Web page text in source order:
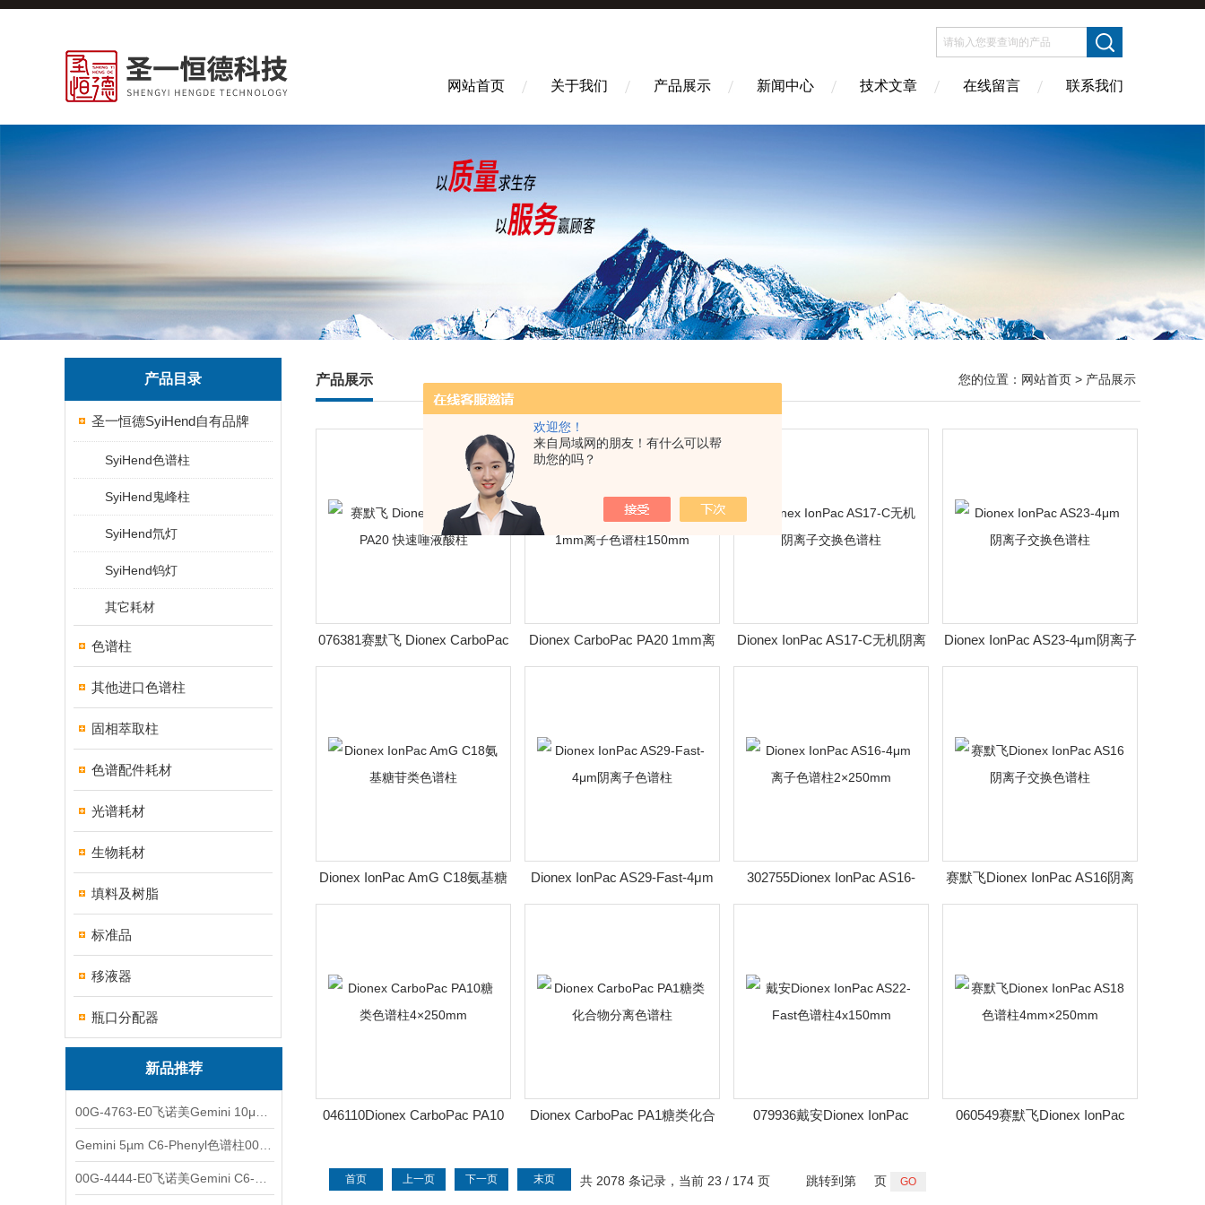
欢迎您！
来自局域网的朋友！有什么可以帮
助您的吗？
网站首页 关于我们 产品展示 新闻中心 技术文章 在线留言 联系我们
产品目录
圣一恒德SyiHend自有品牌
SyiHend色谱柱
SyiHend鬼峰柱
SyiHend氘灯
SyiHend钨灯
其它耗材
色谱柱
其他进口色谱柱
固相萃取柱
色谱配件耗材
光谱耗材
生物耗材
填料及树脂
标准品
移液器
瓶口分配器
新品推荐
产品展示 您的位置： 网站首页 > 产品展示
076381赛默飞 Dionex CarboPac
PA20 快速唾液酸柱
Dionex CarboPac PA20 1mm离
子色谱柱150mm
Dionex IonPac AS17-C无机阴离
子交换色谱柱
Dionex IonPac AS23-4μm阴离子
交换色谱柱
Dionex IonPac AmG C18氨基糖
苷类色谱柱
Dionex IonPac AS29-Fast-4μm
阴离子色谱柱
302755Dionex IonPac AS16-
4μm离子色谱柱2×250mm
赛默飞Dionex IonPac AS16阴离
子交换色谱柱
046110Dionex CarboPac PA10
Dionex CarboPac PA1糖类化合
079936戴安Dionex IonPac
060549赛默飞Dionex IonPac
共 2078 条记录，当前 23 / 174 页
首页 上一页 下一页 末页 跳转到第 页